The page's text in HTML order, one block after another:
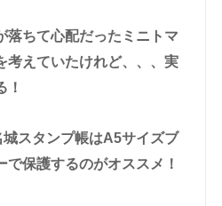
落ちて心配だったミニトマ
考えていたけれど、、、実
！
城スタンプ帳はA5サイズブ
で保護するのがオススメ！